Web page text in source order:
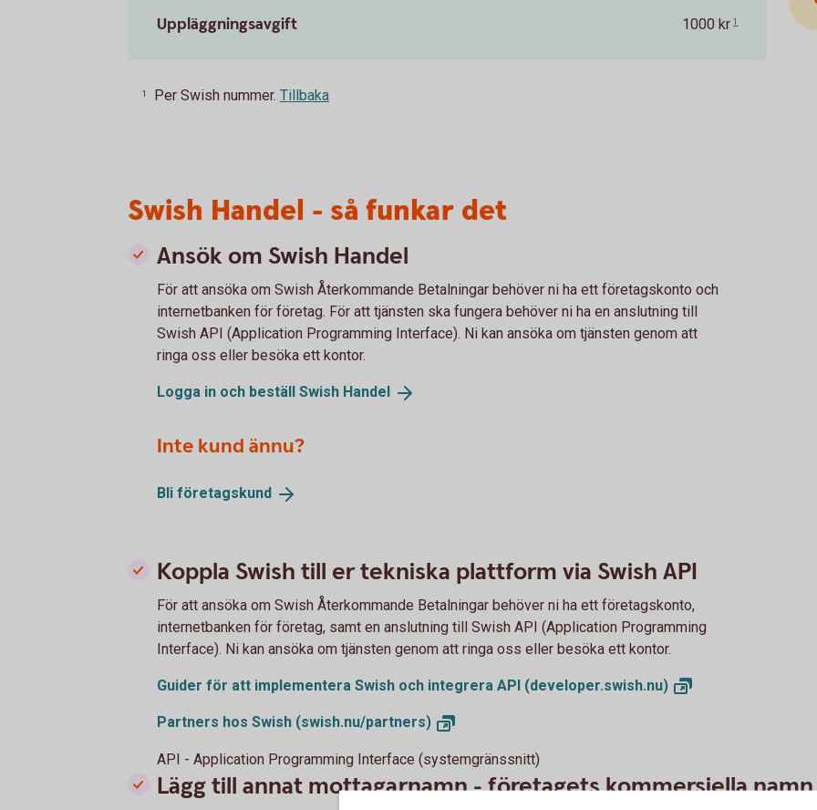
Uppläggningsavgift 1000 kr 1
1 Per Swish nummer. Tillbaka
Swish Handel - så funkar det
Ansök om Swish Handel
För att ansöka om Swish Återkommande Betalningar behöver ni ha ett företagskonto och
internetbanken för företag. För att tjänsten ska fungera behöver ni ha en anslutning till
Swish API (Application Programming Interface). Ni kan ansöka om tjänsten genom att
ringa oss eller besöka ett kontor.
Logga in och beställ Swish Handel
Inte kund ännu?
Bli företagskund
Koppla Swish till er tekniska plattform via Swish API
För att ansöka om Swish Återkommande Betalningar behöver ni ha ett företagskonto,
internetbanken för företag, samt en anslutning till Swish API (Application Programming
Interface). Ni kan ansöka om tjänsten genom att ringa oss eller besöka ett kontor.
Guider för att implementera Swish och integrera API (developer.swish.nu)
Partners hos Swish (swish.nu/partners)
API - Application Programming Interface (systemgränssnitt)
Lägg till annat mottagarnamn - företagets kommersiella namn